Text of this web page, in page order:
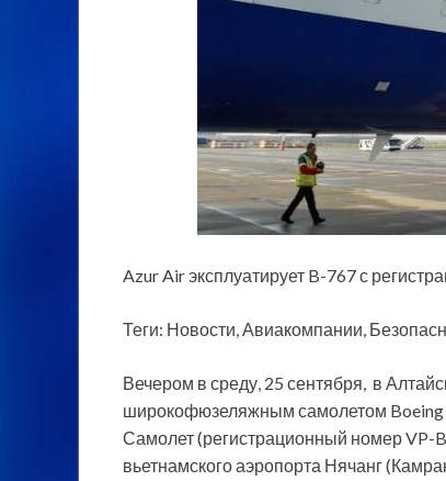
Azur Air эксплуатирует B-767 с
Теги: Новости, Авиакомпании,
Вечером в среду, 25 сентября, в
широкофюзеляжным самолетом Boeing
Самолет (регистрационный номер VP-
вьетнамского аэропорта Нячанг